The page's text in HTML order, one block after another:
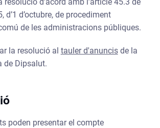
d’1 d’octubre, de procediment
de les administracions públiques.
la resolució al tauler d'anuncisde la
de Dipsalut.
poden presentar el compte